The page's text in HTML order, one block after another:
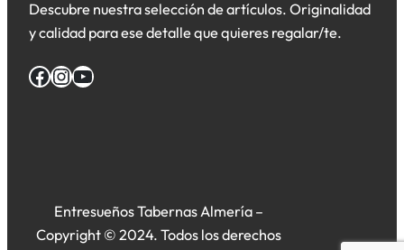
Descubre nuestra selección de artículos. Originalidad
y calidad para ese detalle que quieres regalar/te.
Facebook InstagramYouTube
Entresueños Tabernas Almería –
Copyright © 2024. Todos los derechos